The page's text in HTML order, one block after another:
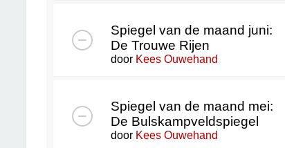
Spiegel van de maand juni:
De Trouwe Rijen
door Kees Ouwehand
Spiegel van de maand mei:
De Bulskampveldspiegel
door Kees Ouwehand